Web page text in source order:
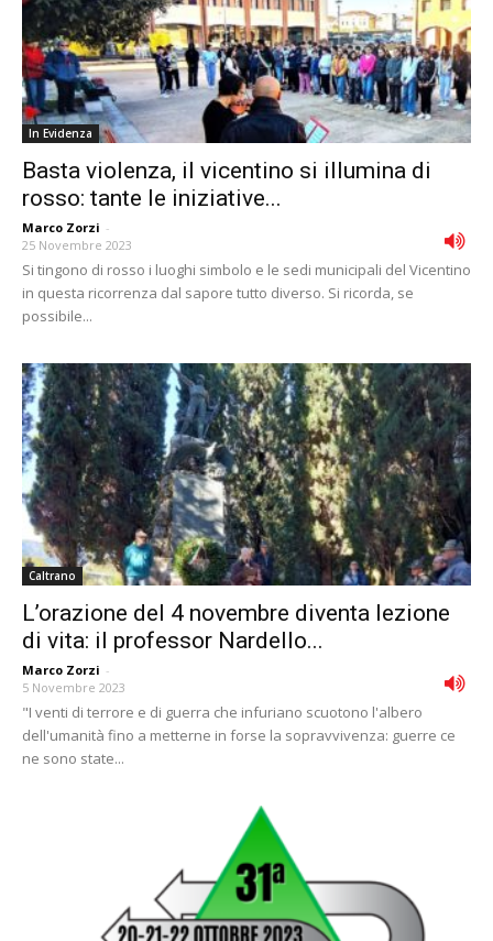
In Evidenza
Basta violenza, il vicentino si illumina di
rosso: tante le iniziative...
Marco Zorzi -
25 Novembre 2023
Si tingono di rosso i luoghi simbolo e le sedi municipali del Vicentino
in questa ricorrenza dal sapore tutto diverso. Si ricorda, se
possibile...
Caltrano
L’orazione del 4 novembre diventa lezione
di vita: il professor Nardello...
Marco Zorzi -
5 Novembre 2023
"I venti di terrore e di guerra che infuriano scuotono l'albero
dell'umanità fino a metterne in forse la sopravvivenza: guerre ce
ne sono state...